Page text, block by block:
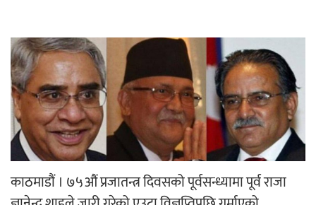
‘ईयुमा डट कम’ले बुधबारदेखि आफ्नो
औपचारिक सेवा सञ्चालनमा
काठमाडौं । ७५औं प्रजातन्त्र दिवसको पूर्वसन्ध्यामा पूर्व राजा